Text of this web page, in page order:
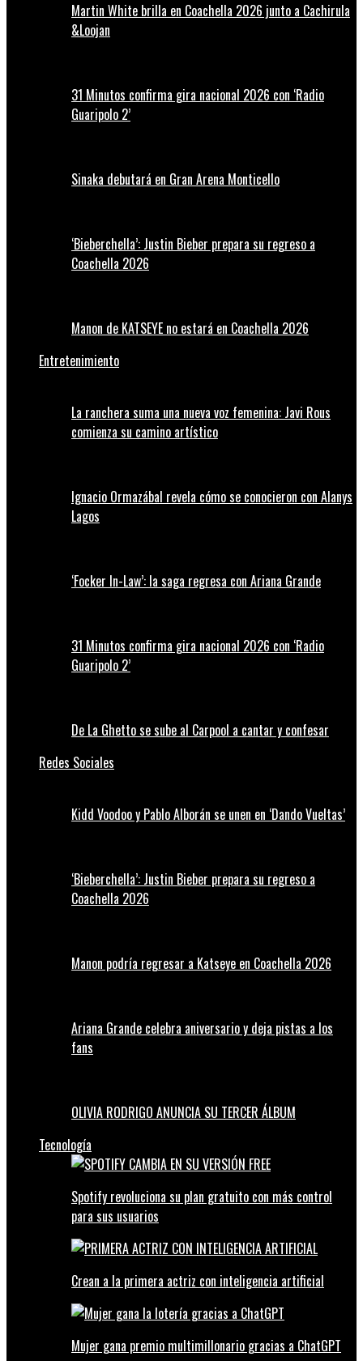
Martin White brilla en Coachella 2026 junto a Cachirula
&Loojan
31 Minutos confirma gira nacional 2026 con ‘Radio
Guaripolo 2’
Sinaka debutará en Gran Arena Monticello
‘Bieberchella’: Justin Bieber prepara su regreso a
Coachella 2026
Manon de KATSEYE no estará en Coachella 2026
Entretenimiento
La ranchera suma una nueva voz femenina: Javi Rous
comienza su camino artístico
Ignacio Ormazábal revela cómo se conocieron con Alanys
Lagos
‘Focker In-Law’: la saga regresa con Ariana Grande
31 Minutos confirma gira nacional 2026 con ‘Radio
Guaripolo 2’
De La Ghetto se sube al Carpool a cantar y confesar
Redes Sociales
Kidd Voodoo y Pablo Alborán se unen en ‘Dando Vueltas’
‘Bieberchella’: Justin Bieber prepara su regreso a
Coachella 2026
Manon podría regresar a Katseye en Coachella 2026
Ariana Grande celebra aniversario y deja pistas a los
fans
OLIVIA RODRIGO ANUNCIA SU TERCER ÁLBUM
Tecnología
Spotify revoluciona su plan gratuito con más control
para sus usuarios
Crean a la primera actriz con inteligencia artificial
Mujer gana premio multimillonario gracias a ChatGPT